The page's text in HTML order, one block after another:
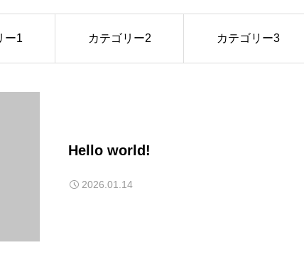
ー1 カテゴリー2 カテゴリー3
Hello world!
2026.01.14